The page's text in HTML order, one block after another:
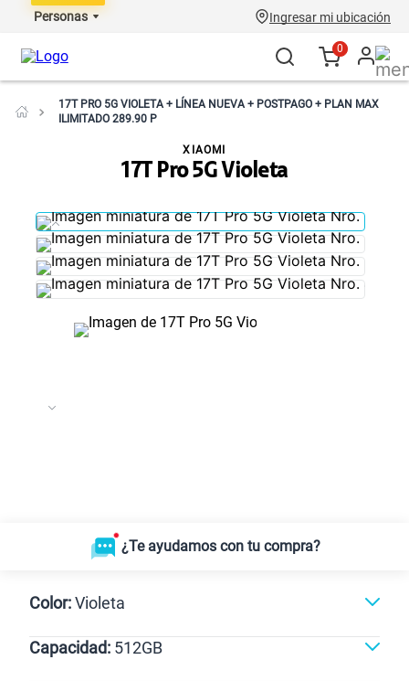
Personas Ingresar mi ubicación
0
17T PRO 5G VIOLETA + LÍNEA NUEVA + POSTPAGO + PLAN MAX
ILIMITADO 289.90 P
17T Pro 5G Violeta
XIAOMI
¿Te ayudamos con tu compra?
Color:Violeta
Violeta
Capacidad: 512GB